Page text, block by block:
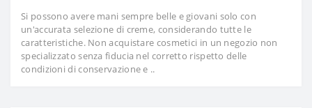
Si possono avere mani sempre belle e giovani solo con
un'accurata selezione di creme, considerando tutte le
caratteristiche. Non acquistare cosmetici in un negozio non
specializzato senza fiducia nel corretto rispetto delle
condizioni di conservazione e ..